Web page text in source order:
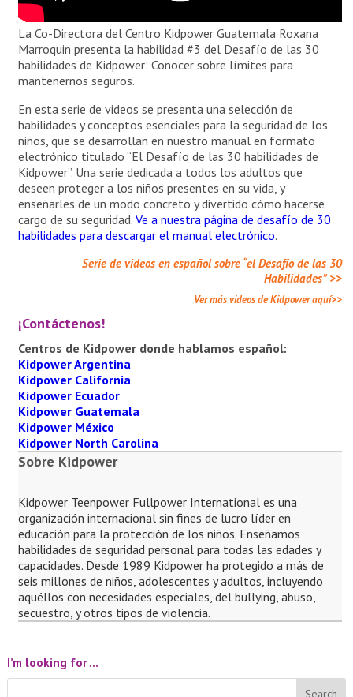
La Co-Directora del Centro Kidpower Guatemala Roxana
Marroquin presenta la habilidad #3 del Desafío de las 30
habilidades de Kidpower: Conocer sobre límites para
mantenernos seguros.
En esta serie de videos se presenta una selección de
habilidades y conceptos esenciales para la seguridad de los
niños, que se desarrollan en nuestro manual en formato
electrónico titulado “El Desafío de las 30 habilidades de
Kidpower”. Una serie dedicada a todos los adultos que
deseen proteger a los niños presentes en su vida, y
enseñarles de un modo concreto y divertido cómo hacerse
cargo de su seguridad.Ve a nuestra página de desafío de 30
habilidades para descargar el manual electrónico.
Serie de videos en español sobre “el Desafío de las 30
Habilidades” >>
Ver más videos de Kidpower aquí>>
¡Contáctenos!
Centros de Kidpower donde hablamos español:
Kidpower Argentina
Kidpower California
Kidpower Ecuador
Kidpower Guatemala
Kidpower México
Kidpower North Carolina
Sobre Kidpower
Kidpower Teenpower Fullpower International es una
organización internacional sin fines de lucro líder en
educación para la protección de los niños. Enseñamos
habilidades de seguridad personal para todas las edades y
capacidades. Desde 1989 Kidpower ha protegido a más de
seis millones de niños, adolescentes y adultos, incluyendo
aquéllos con necesidades especiales, del bullying, abuso,
secuestro, y otros tipos de violencia.
I’m looking for …